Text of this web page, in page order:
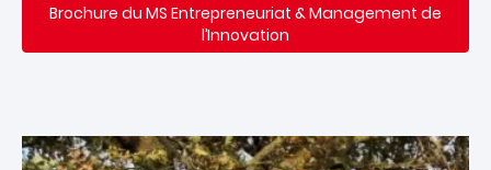
Brochure du MS Entrepreneuriat & Management de
l’Innovation